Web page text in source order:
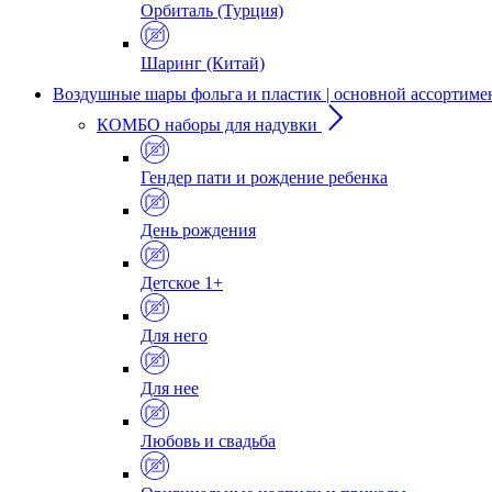
Орбиталь (Турция)
Шаринг (Китай)
Воздушные шары фольга и пластик | основной
КОМБО наборы для надувки
Гендер пати и рождение ребенка
День рождения
Детское 1+
Для него
Для нее
Любовь и свадьба